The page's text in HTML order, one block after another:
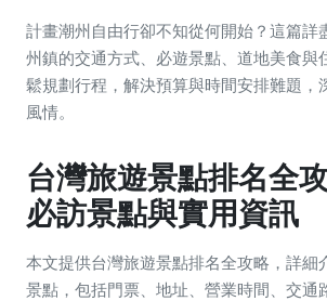
計畫潮州自由行卻不知從何開始？這篇詳
州鎮的交通方式、必遊景點、道地美食與
鬆規劃行程，解決預算與時間安排難題，
風情。
台灣旅遊景點排名全
必訪景點與實用資訊
本文提供台灣旅遊景點排名全攻略，詳細
景點，包括門票、地址、營業時間、交通